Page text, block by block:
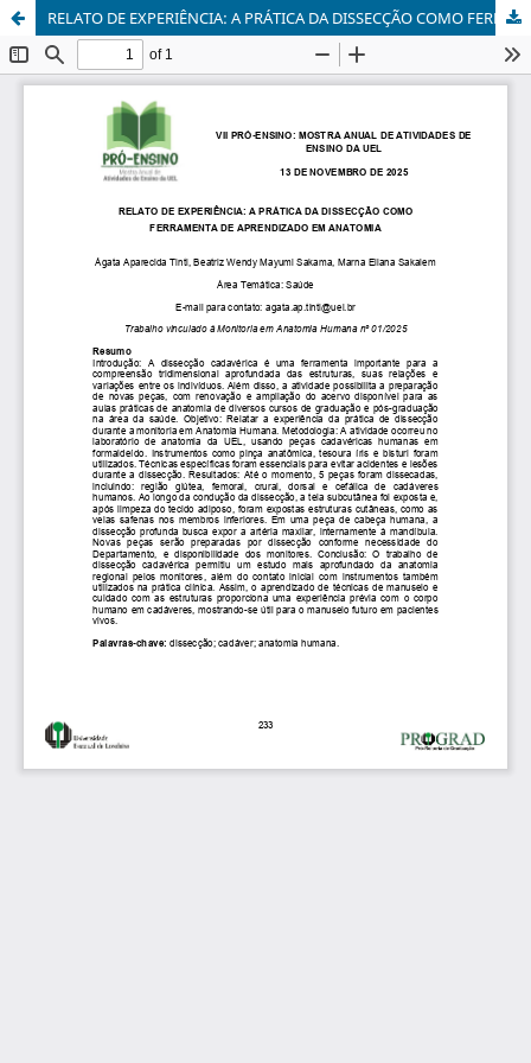
RELATO DE EXPERIÊNCIA: A PRÁTICA DA DISSECÇÃO COMO FERRAMENTA DE APRENDIZADO EM ANATOMIA